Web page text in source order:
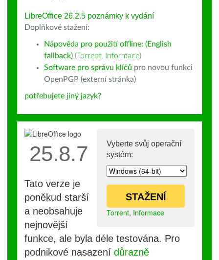
LibreOffice 26.2.5 poznámky k vydání
Doplňkové stažení:
Nápověda pro použití offline: (English
fallback) (Torrent, Informace)
Software pro správu klíčů pro novou funkci
OpenPGP (externí stránka)
potřebujete jiný jazyk?
Vyberte svůj operační
systém:
STAŽENÍ
Torrent, Informace
25.8.7
Tato verze je
poněkud starší
a neobsahuje
nejnovější
funkce, ale byla déle testována. Pro
podnikové nasazení důrazně